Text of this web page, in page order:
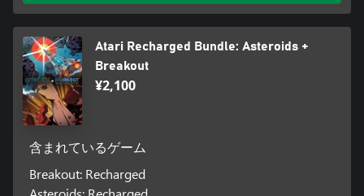
Atari Recharged Bundle: Asteroids +
Breakout
¥2,100
含まれているゲーム
Breakout: Recharged